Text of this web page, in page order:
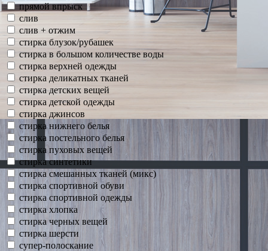
прямой впрыск
слив
слив + отжим
стирка блузок/рубашек
стирка в большом количестве воды
стирка верхней одежды
стирка деликатных тканей
стирка детских вещей
стирка детской одежды
стирка джинсов
стирка нижнего белья
стирка постельного белья
стирка пуховых вещей
стирка синтетики
стирка смешанных тканей (микс)
стирка спортивной обуви
стирка спортивной одежды
стирка хлопка
стирка черных вещей
стирка шерсти
супер-полоскание